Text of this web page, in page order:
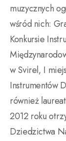
muzycznych
wśród nich:
Konkursie
w Svirel, I
Instrumentów
również
2012 roku
Dziedzictwa